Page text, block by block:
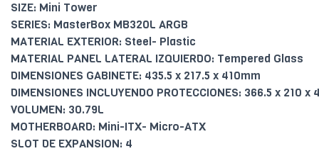
SIZE: Mini Tower
SERIES: MasterBox MB320L ARGB
MATERIAL EXTERIOR: Steel- Plastic
MATERIAL PANEL LATERAL IZQUIERDO: Tempered Glass
DIMENSIONES GABINETE: 435.5 x 217.5 x 410mm
DIMENSIONES INCLUYENDO PROTECCIONES: 366.5 x 210 x
VOLUMEN: 30.79L
MOTHERBOARD: Mini-ITX- Micro-ATX
SLOT DE EXPANSION: 4